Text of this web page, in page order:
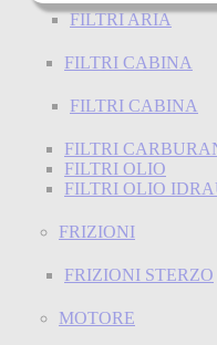
FILTRI ARIA
FILTRI CABINA
FILTRI CABINA
FILTRI
FILTRI OLIO
FILTRI OLIO
FRIZIONI
FRIZIONI STERZO
MOTORE